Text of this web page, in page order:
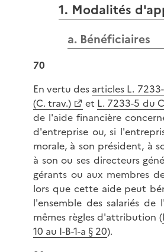
1. Modalités
a. Bénéficiaires
70
En vertu des articles L.
(C. trav.)
et L. 7233-5 du
de l'aide financière
d'entreprise ou, si
morale, à son président, à
à son ou ses directeurs
gérants ou aux membres
lors que cette aide peut
l'ensemble des salariés de
mêmes règles d'attribution (
10 au I-B-1-a § 20).